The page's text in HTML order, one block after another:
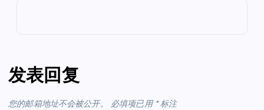
发表回复
您的邮箱地址不会被公开。 必填项已用 *标注